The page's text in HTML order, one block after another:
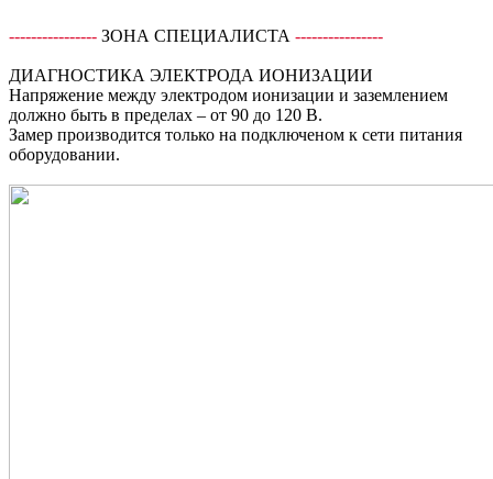
---------------- ЗОНА СПЕЦИАЛИСТА ----------------
ДИАГНОСТИКА ЭЛЕКТРОДА ИОНИЗАЦИИ
Напряжение между электродом ионизации и заземлением
должно быть в пределах – от 90 до 120 В.
Замер производится только на подключеном к сети питания
оборудовании.